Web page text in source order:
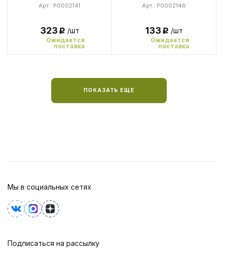
Арт.: P0002141
323Р /шт
Ожидается
поставка
Арт.: P0002146
133Р /шт
Ожидается
поставка
ПОКАЗАТЬ ЕЩЕ
Мы в социальных сетях
Подписаться на рассылку